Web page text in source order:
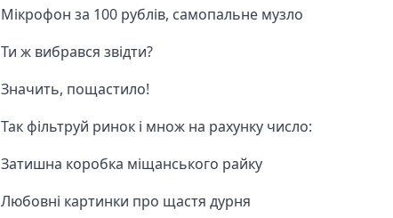
Мікрофон за 100 рублів, самопальне музло
Ти ж вибрався звідти?
Значить, пощастило!
Так фільтруй ринок і множ на рахунку число:
Затишна коробка міщанського райку
Любовні картинки про щастя дурня